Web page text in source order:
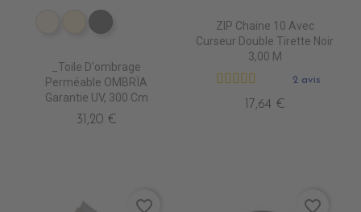
PS2000 NATUREL
PS2010 DESERT SAND
PS2020 GRIS
_Toile D'ombrage
Perméable OMBRÏA
Garantie UV, 300 Cm
31,20 €
ZIP Chaine 10 Avec
Curseur Double Tirette Noir
3,00 M
2 avis
17,64 €
favorite_border favorite_border